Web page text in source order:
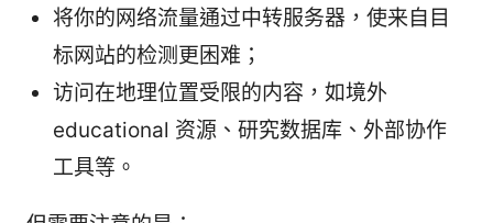
将你的网络流量通过中转服务器，使来自目
标网站的检测更困难；
访问在地理位置受限的内容，如境外
educational 资源、研究数据库、外部协作
工具等。